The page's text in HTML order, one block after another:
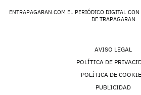
ENTRAPAGARAN.COM EL PERIÓDICO DIGITAL
DE TRAPAGARAN
AVISO LEGAL
POLÍTICA DE
POLÍTICA DE
PUBLICIDAD